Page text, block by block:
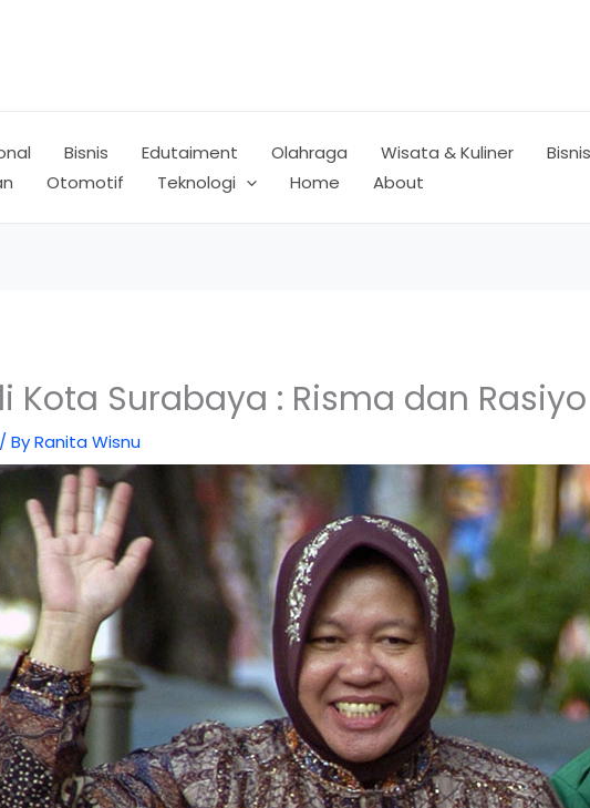
Bisnis Edutaiment Olahraga Wisata & Kuliner
Otomotif Teknologi Home About
Kota Surabaya : Risma dan
/ ByRanita Wisnu